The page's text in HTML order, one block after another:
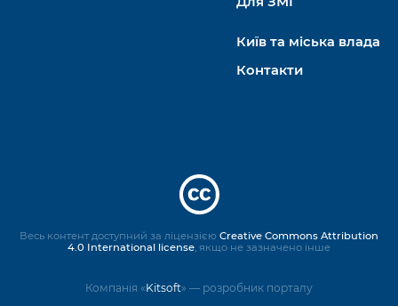
Київ та міська влада
Контакти
Компанія «Kitsoft» — розробник порталу
Весь контент доступний за ліцензією Creative Commons Attribution
4.0 International license , якщо не зазначено інше